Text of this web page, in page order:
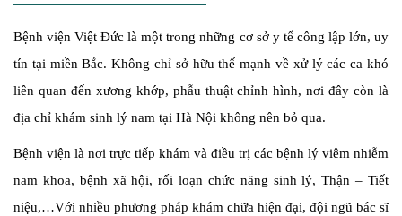
Bệnh viện Việt Đức là một trong những cơ sở y tế công lập lớn, uy
tín tại miền Bắc. Không chỉ sở hữu thế mạnh về xử lý các ca khó
liên quan đến xương khớp, phẫu thuật chỉnh hình, nơi đây còn là
địa chỉ khám sinh lý nam tại Hà Nội không nên bỏ qua.
Bệnh viện là nơi trực tiếp khám và điều trị các bệnh lý viêm nhiễm
nam khoa, bệnh xã hội, rối loạn chức năng sinh lý, Thận – Tiết
niệu,…Với nhiều phương pháp khám chữa hiện đại, đội ngũ bác sĩ